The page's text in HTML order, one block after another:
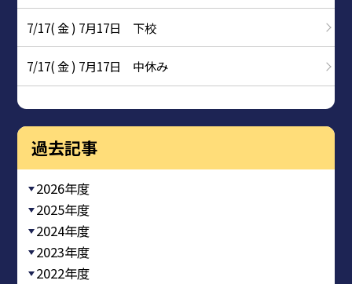
7/17( 金 ) 7月17日 下校
7/17( 金 ) 7月17日 中休み
過去記事
2026年度
2025年度
2024年度
2023年度
2022年度